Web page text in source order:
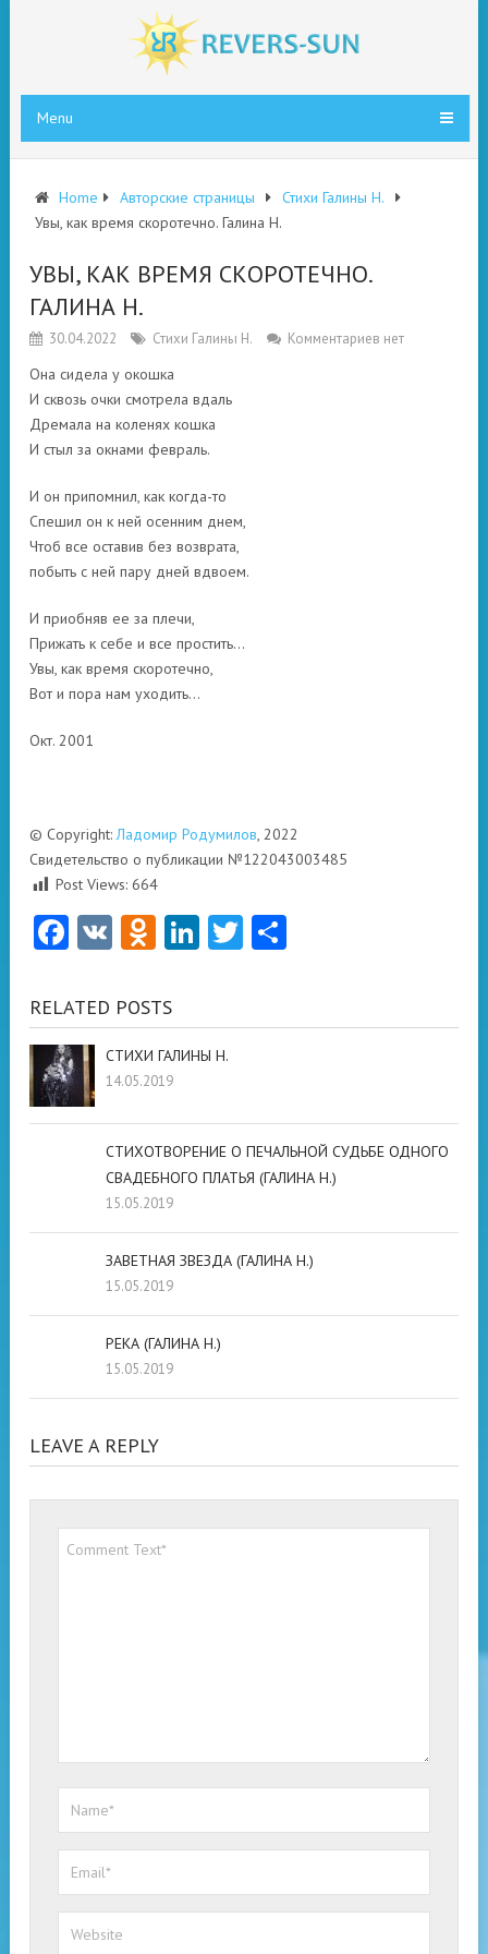
Menu
Home Авторские страницы
Стихи Галины Н.
Увы, как время скоротечно. Галина Н.
УВЫ, КАК ВРЕМЯ СКОРОТЕЧНО.
ГАЛИНА Н.
30.04.2022 Стихи Галины Н. Комментариев нет
Она сидела у окошка
И сквозь очки смотрела вдаль
Дремала на коленях кошка
И стыл за окнами февраль.
И он припомнил, как когда-то
Спешил он к ней осенним днем,
Чтоб все оставив без возврата,
побыть с ней пару дней вдвоем.
И приобняв ее за плечи,
Прижать к себе и все простить…
Увы, как время скоротечно,
Вот и пора нам уходить…
Окт. 2001
© Copyright:Ладомир Родумилов, 2022
Свидетельство о публикации №122043003485
Post Views: 664
Facebook
VK Odnoklassniki
LinkedIn
Twitter
RELATED POSTS
СТИХИ ГАЛИНЫ Н.
14.05.2019
СТИХОТВОРЕНИЕ О ПЕЧАЛЬНОЙ СУДЬБЕ ОДНОГО
СВАДЕБНОГО ПЛАТЬЯ (ГАЛИНА Н.)
15.05.2019
ЗАВЕТНАЯ ЗВЕЗДА (ГАЛИНА Н.)
15.05.2019
РЕКА (ГАЛИНА Н.)
15.05.2019
LEAVE A REPLY